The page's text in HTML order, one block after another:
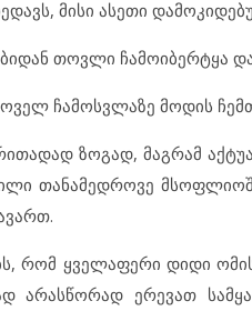
მისი ასეთი
თოვლი ჩამოიბერტყა
ჩამოსვლაზე მოდის
ზოგად, მაგრამ
თანამედროვე
რომ ყველაფერი დიდი
არასწორად ერევათ